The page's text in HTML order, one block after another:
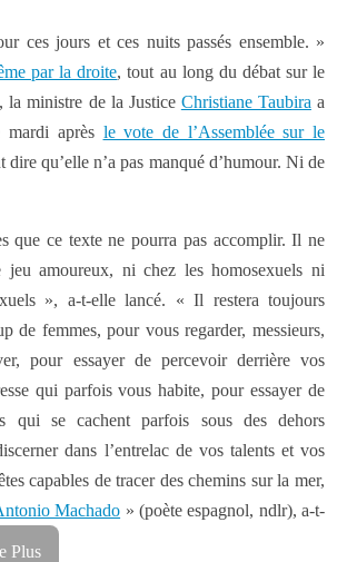
ces jours et ces nuits passés ensemble. »
par la droite, tout au long du débat sur le
la ministre de la Justice Christiane Taubira a
mardi après le vote de l’Assemblée sur le
dire qu’elle n’a pas manqué d’humour. Ni de
que ce texte ne pourra pas accomplir. Il ne
jeu amoureux, ni chez les homosexuels ni
», a-t-elle lancé. « Il restera toujours
de femmes, pour vous regarder, messieurs,
pour essayer de percevoir derrière vos
qui parfois vous habite, pour essayer de
qui se cachent parfois sous des dehors
dans l’entrelac de vos talents et vos
capables de tracer des chemins sur la mer,
Machado » (poète espagnol, ndlr), a-t-
Plus